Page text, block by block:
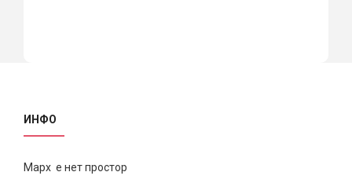
ИНФО
Марх е нет простор